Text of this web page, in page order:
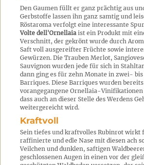
Den Gaumen füllt er ganz prächtig aus
Gerbstoffe lassen ihn ganz samtig und
Röstaroma verfolgt eine interessante
Volte dell'Ornellaia ist ein Produkt mit
Verschnitt, der gekrönt wurde durch
Saft voll ausgereifter Früchte sowie
Gewürzen. Die Trauben Merlot,
Sauvignon wurden jede für sich in
dann ging es für zehn Monate in zwei-
Barriques. Diese Barriques wurden
vorangegangene Ornellaia-Vinifikationen
dass auch an dieser Stelle des Werdens
weitergereicht wird.
Kraftvoll
Sein tiefes und kraftvolles Rubinrot wirkt
raffinierte und edle Nase mit diesen ach
Veilchen und dunklen, saftigen
geschlossenen Augen in einen vor der